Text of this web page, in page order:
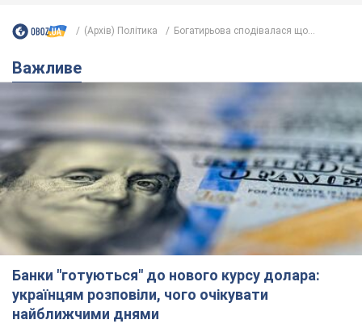
(Архів) Політика Богатирьова сподівалася що...
Важливе
Банки "готуються" до нового курсу долара:
українцям розповіли, чого очікувати
найближчими днями